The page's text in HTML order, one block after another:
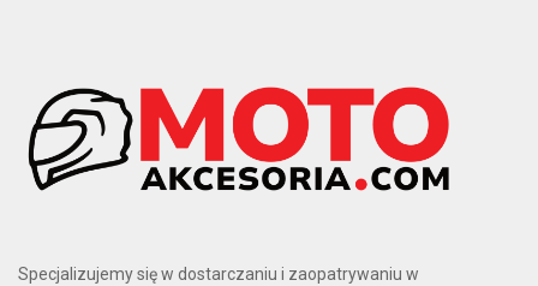
Specjalizujemy się w dostarczaniu i zaopatrywaniu w